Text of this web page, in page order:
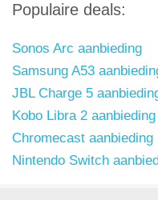
Populaire deals:
Sonos Arc aanbieding
Samsung A53
JBL Charge 5
Kobo Libra 2 aanbieding
Chromecast aanbieding
Nintendo Switch